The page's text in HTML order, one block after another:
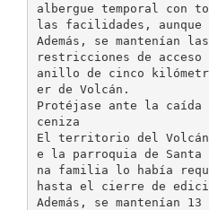
albergue temporal con
las facilidades, aunque
Además, se mantenían las
restricciones de acceso
anillo de cinco
er de Volcán.
Protéjase ante la caída
ceniza
El territorio del
e la parroquia de Santa
na familia lo había
hasta el cierre de
Además, se mantenían 13